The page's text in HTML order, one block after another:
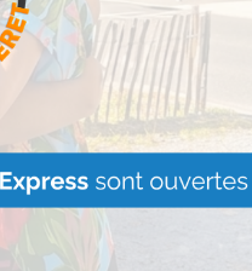
offert par Version